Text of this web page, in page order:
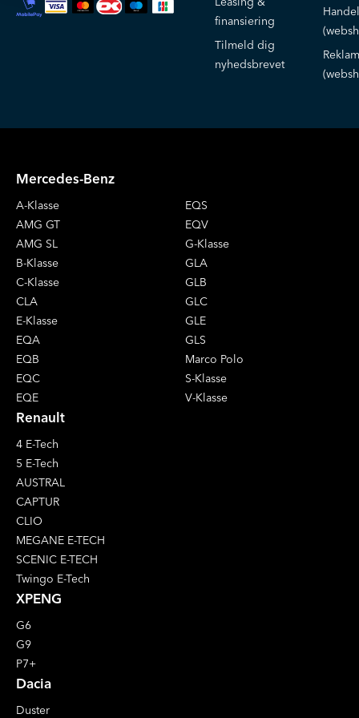
finansiering
Tilmeld dig
nyhedsbrevet
Mercedes-Benz
A-Klasse
AMG GT
AMG SL
B-Klasse
C-Klasse
CLA
E-Klasse
EQA
EQB
EQC
EQE
EQS
EQV
G-Klasse
GLA
GLB
GLC
GLE
GLS
Marco Polo
S-Klasse
V-Klasse
Renault
4 E-Tech
5 E-Tech
AUSTRAL
CAPTUR
CLIO
MEGANE E-TECH
SCENIC E-TECH
Twingo E-Tech
XPENG
G6
G9
P7+
Dacia
Duster